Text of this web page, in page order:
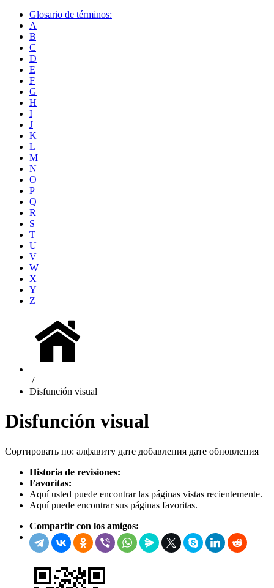
Glosario de términos:
A
B
C
D
E
F
G
H
I
J
K
L
M
N
O
P
Q
R
S
T
U
V
W
X
Y
Z
/
Disfunción visual
Disfunción visual
Сортировать по: алфавиту дате добавления дате обновления
Historia de revisiones:
Favoritas:
Aquí usted puede encontrar las páginas vistas recientemente.
Aquí puede encontrar sus páginas favoritas.
Compartir con los amigos: